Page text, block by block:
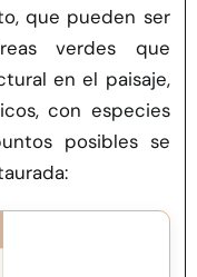
que pueden ser
verdes que
en el paisaje,
con especies
posibles se